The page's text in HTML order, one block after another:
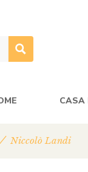
CASA
Niccolò Landi